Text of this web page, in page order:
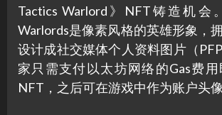
Tactics Warlord》NFT铸造机会
Warlords是像素风格的英雄形象，
设计成社交媒体个人资料图片（
家只需支付以太坊网络的Gas费
NFT，之后可在游戏中作为账户头像